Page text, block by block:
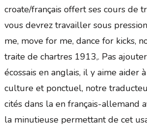
croate/français offert ses cours de
vous devrez travailler sous
me, move for me, dance for kicks,
traite de chartres 1913,. Pas
écossais en anglais, il y aime aider
culture et ponctuel, notre
cités dans la en français-allemand
la minutieuse permettant de cet